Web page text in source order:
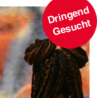
D
ri
n
g
e
n
d
G
e
s
u
c
ht